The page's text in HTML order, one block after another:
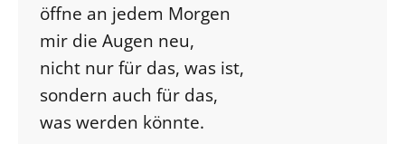
öffne an jedem Morgen
mir die Augen neu,
nicht nur für das, was ist,
sondern auch für das,
was werden könnte.